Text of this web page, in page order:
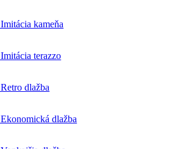
Imitácia kameňa
Imitácia terazzo
Retro dlažba
Ekonomická dlažba